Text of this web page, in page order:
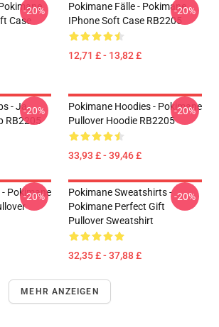
Case
-20%
Pokimane Fälle - Pokimane
IPhone Soft Case RB2205
12,71 £ - 13,82 £
-20%
- Ja.
RB2205
-20%
Pokimane Hoodies - Pokimane
Pullover Hoodie RB2205
33,93 £ - 39,46 £
-20%
Pokimane
-20%
Pokimane Sweatshirts -
Pokimane Perfect Gift
Pullover Sweatshirt
32,35 £ - 37,88 £
-20%
MEHR ANZEIGEN